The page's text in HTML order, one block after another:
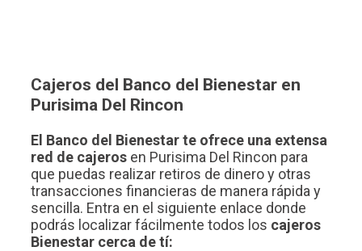
Cajeros del Banco del Bienestar en
Purisima Del Rincon
El Banco del Bienestar te ofrece una extensa
red de cajeros en Purisima Del Rincon para
que puedas realizar retiros de dinero y otras
transacciones financieras de manera rápida y
sencilla. Entra en el siguiente enlace donde
podrás localizar fácilmente todos los cajeros
Bienestar cerca de tí: